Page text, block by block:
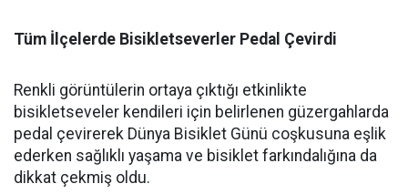
Tüm İlçelerde Bisikletseverler Pedal Çevirdi
Renkli görüntülerin ortaya çıktığı etkinlikte
bisikletseveler kendileri için belirlenen güzergahlarda
pedal çevirerek Dünya Bisiklet Günü coşkusuna eşlik
ederken sağlıklı yaşama ve bisiklet farkındalığına da
dikkat çekmiş oldu.